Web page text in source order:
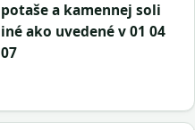
potaše a kamennej soli
iné ako uvedené v 01 04
07